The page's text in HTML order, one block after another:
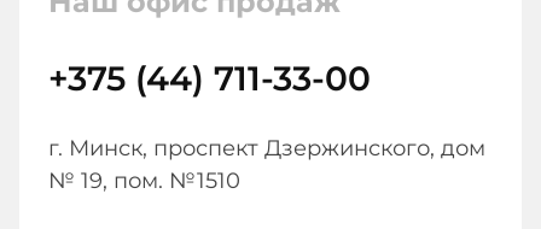
+375 (44) 711-33-00
г. Минск, проспект Дзержинского, дом
№ 19, пом. №1510